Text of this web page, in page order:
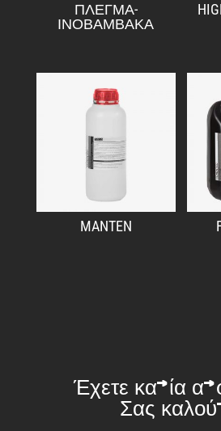
ΠΛΕΓΜΑ-
ΙΝΟΒΑΜΒΑΚΑ
MANTEN
Έχετε καμία
Σας